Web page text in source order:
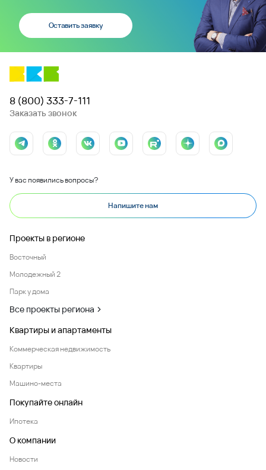
Оставить заявку
8 (800) 333-7-111
Заказать звонок
У вас появились вопросы?
Напишите нам
Проекты в регионе
Восточный
Молодежный 2
Парк у дома
Все проекты региона
Квартиры и апартаменты
Коммерческая недвижимость
Квартиры
Машино-места
Покупайте онлайн
Ипотека
О компании
Новости